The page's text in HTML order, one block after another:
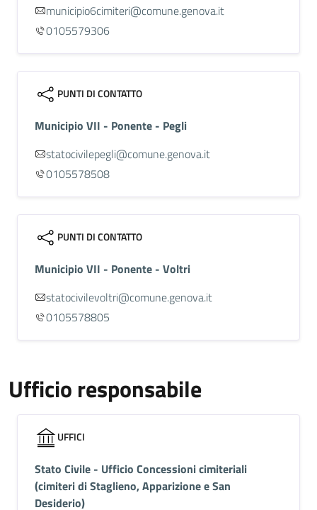
municipio6cimiteri@comune.genova.it
0105579306
PUNTI DI CONTATTO
Municipio VII - Ponente - Pegli
statocivilepegli@comune.genova.it
0105578508
PUNTI DI CONTATTO
Municipio VII - Ponente - Voltri
statocivilevoltri@comune.genova.it
0105578805
Ufficio responsabile
UFFICI
Stato Civile - Ufficio Concessioni cimiteriali
(cimiteri di Staglieno, Apparizione e San
Desiderio)